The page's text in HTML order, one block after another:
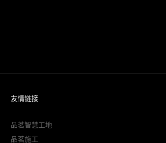
友情链接
品茗智慧工地
品茗施工